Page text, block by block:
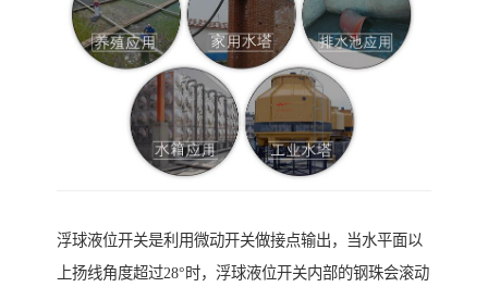
浮球液位开关是利用微动开关做接点输出，当水平面以
上扬线角度超过28°时，浮球液位开关内部的钢珠会滚动